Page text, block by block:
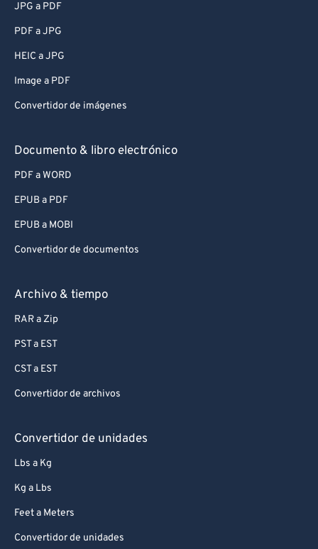
JPG a PDF
PDF a JPG
HEIC a JPG
Image a PDF
Convertidor de imágenes
Documento & libro electrónico
PDF a WORD
EPUB a PDF
EPUB a MOBI
Convertidor de documentos
Archivo & tiempo
RAR a Zip
PST a EST
CST a EST
Convertidor de archivos
Convertidor de unidades
Lbs a Kg
Kg a Lbs
Feet a Meters
Convertidor de unidades